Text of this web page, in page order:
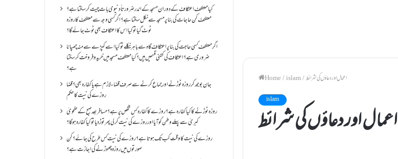
Home/islam/اعمال اور دعاؤں کی شرائط
islam
اعمال اور دعاؤں کی شرائط
کیا معتکف اعتکاف کے دوران مسجد کے اندر ضرورتاً دنیوی بات چیت کر سکتا ہے؟
معتکف کن حاجات کی بنا پر مسجد سے نکل سکتا ہے؟ اگر کسی وجہ سے معتکف کا روزہ
ٹوٹ گیا تو کیا اس کا اعتکاف بھی ٹوٹ جائے گا؟
اگر معتکف کسی حاجت کی بنا پر اعتکاف گاہ سے باہر نکلے تو کیا اسے کپڑے سے منہ چھپانا
ضروری ہے؟اعتکاف کی کتنی قسمیں ہیں؟کیا معتکف مسجد میں خرید و فروخت کر سکتا
ہے؟
جان بوجھ کر روزہ ٹوڑنے اور جماع کرنے سے صرف قضاء لازم ہے یا کفارہ بھی؟ قضا
روزے کی نیت کا حکم
روزہ ٹوڑنے کا کیا کفارہ ہے؟روزے کا کفارہ کس شخص پر ہے؟ مسافر بعد صبح کے ضحویٰ
کبریٰ سے پہلے وطن کو آیا اور روزے کی نیت کر لی پھر توڑ دیا تو کیا کفارہ ہو گا؟
روزے کی نیت کا وقت کب تک ہوتا ہے؟ روزے کی نیت کس طرح کی جائے؟ کن
صورتوں میں روزہ چھوڑنے کی اجازت ہے؟